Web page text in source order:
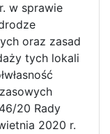
w sprawie
oraz zasad
tych lokali
20 Rady
2020 r.